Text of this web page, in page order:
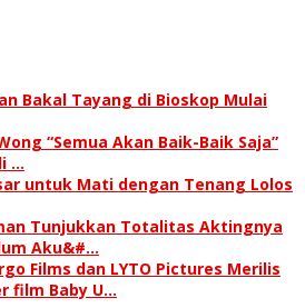
Bakal Tayang di Bioskop Mulai
“Semua Akan Baik-Baik Saja”
…
untuk Mati dengan Tenang Lolos
Tunjukkan Totalitas Aktingnya
Aku&#…
Films dan LYTO Pictures Merilis
film Baby U…